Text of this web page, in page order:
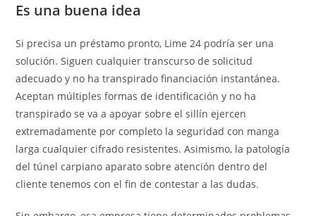
Es una buena idea
Si precisa un préstamo pronto, Lime 24 podría ser una
solución. Siguen cualquier transcurso de solicitud
adecuado y no ha transpirado financiación instantánea.
Aceptan múltiples formas de identificación y no ha
transpirado se va a apoyar sobre el sillí­n ejercen
extremadamente por completo la seguridad con manga
larga cualquier cifrado resistentes. Asimismo, la patologí­a
del túnel carpiano aparato sobre atención dentro del
cliente tenemos con el fin de contestar a las dudas.